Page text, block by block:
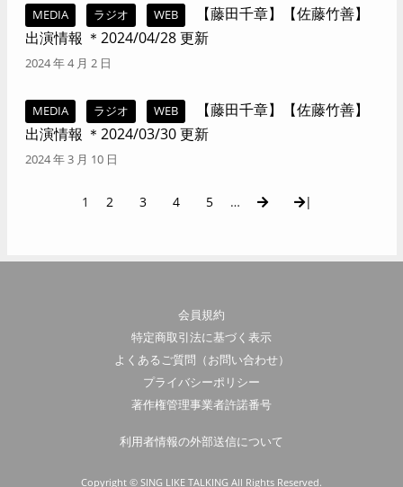
MEDIA ラジオ WEB
【藤田千章】【佐藤竹善】
出演情報 ＊2024/04/28 更新
2024 年 4 月 2 日
MEDIA ラジオ WEB
【藤田千章】【佐藤竹善】
出演情報 ＊2024/03/30 更新
2024 年 3 月 10 日
1 2 3 4 5 … |
会員規約
特定商取引法に基づく表示
よくあるご質問（お問い合わせ）
プライバシーポリシー
著作権管理事業者許諾番号
利用者情報の外部送信について
Copyright © SING LIKE TALKING All Rights Reserved.